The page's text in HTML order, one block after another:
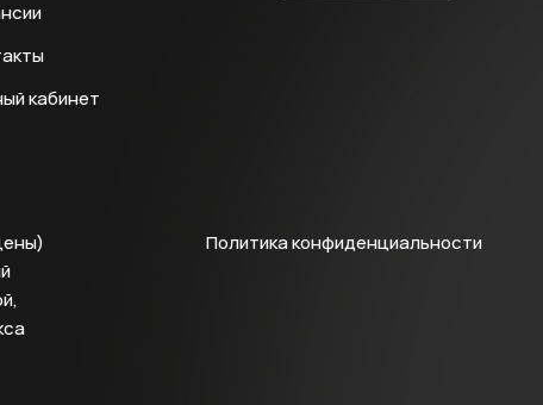
кабинет
Политика конфиденциальности